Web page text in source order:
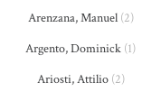
Arenzana, Manuel(2)
Argento, Dominick (1)
Ariosti, Attilio(2)